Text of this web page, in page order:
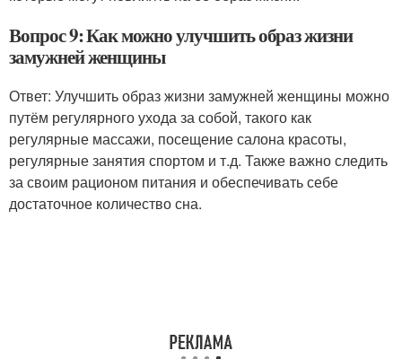
Вопрос 9: Как можно улучшить образ жизни
замужней женщины
Ответ: Улучшить образ жизни замужней женщины можно
путём регулярного ухода за собой, такого как
регулярные массажи, посещение салона красоты,
регулярные занятия спортом и т.д. Также важно следить
за своим рационом питания и обеспечивать себе
достаточное количество сна.